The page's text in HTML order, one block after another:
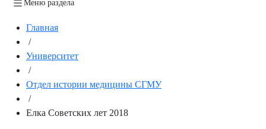
Меню раздела
Главная
/
Университет
/
Отдел истории медицины СГМУ
/
Елка Советских лет 2018